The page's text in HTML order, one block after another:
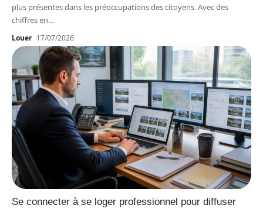
plus présentes dans les préoccupations des citoyens. Avec des
chiffres en…
Louer 17/07/2026
Se connecter à se loger professionnel pour diffuser